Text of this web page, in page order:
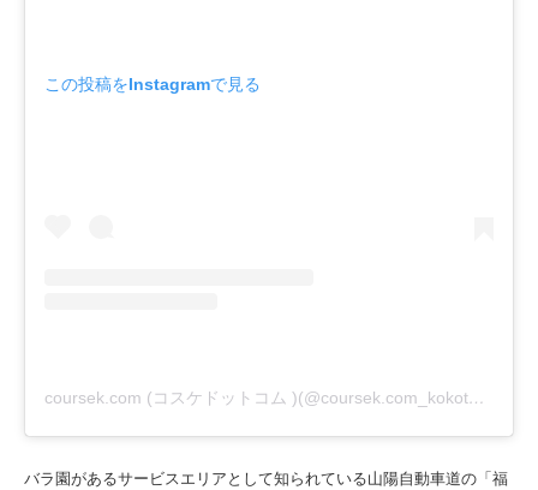
この投稿をInstagramで見る
coursek.com (コスケドットコム )(@coursek.com_kokota)がシェアした投稿
バラ園があるサービスエリアとして知られている山陽自動車道の「福